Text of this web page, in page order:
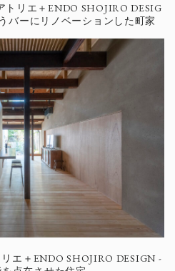
トリエ＋ENDO SHOJIRO DESIG
バーにリノベーションした町家
エ＋ENDO SHOJIRO DESIGN -